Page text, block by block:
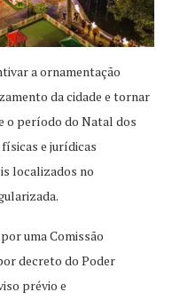
a ornamentação
da cidade e tornar
o período do Natal dos
e jurídicas
localizados no
uma Comissão
decreto do Poder
prévio e